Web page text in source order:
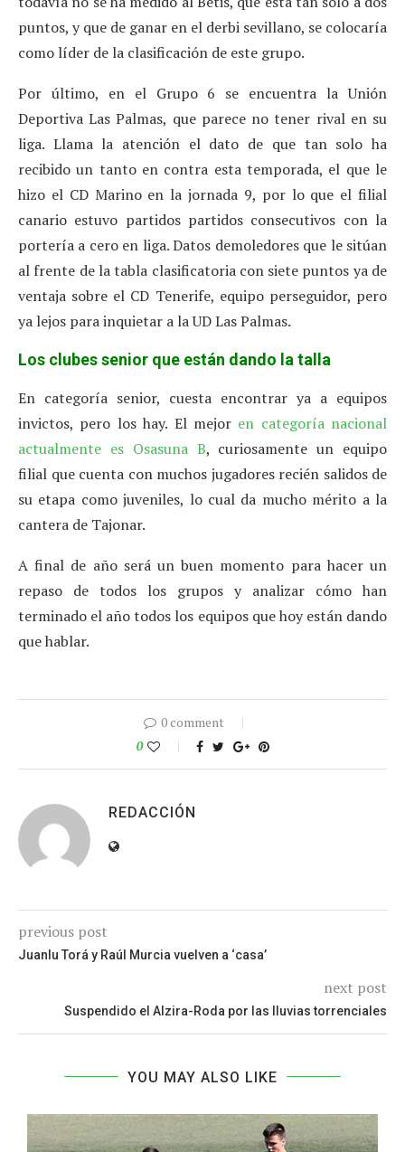
puntos, y que de ganar en el derbi sevillano, se colocaría
como líder de la clasificación de este grupo.
Por último, en el Grupo 6 se encuentra la Unión
Deportiva Las Palmas, que parece no tener rival en su
liga. Llama la atención el dato de que tan solo ha
recibido un tanto en contra esta temporada, el que le
hizo el CD Marino en la jornada 9, por lo que el filial
canario estuvo partidos partidos consecutivos con la
portería a cero en liga. Datos demoledores que le sitúan
al frente de la tabla clasificatoria con siete puntos ya de
ventaja sobre el CD Tenerife, equipo perseguidor, pero
ya lejos para inquietar a la UD Las Palmas.
Los clubes senior que están dando la talla
En categoría senior, cuesta encontrar ya a equipos
invictos, pero los hay. El mejor en categoría nacional
actualmente es Osasuna B, curiosamente un equipo
filial que cuenta con muchos jugadores recién salidos de
su etapa como juveniles, lo cual da mucho mérito a la
cantera de Tajonar.
A final de año será un buen momento para hacer un
repaso de todos los grupos y analizar cómo han
terminado el año todos los equipos que hoy están dando
que hablar.
0 comment
0
REDACCIÓN
previous post
Juanlu Torá y Raúl Murcia vuelven a ‘casa’
next post
Suspendido el Alzira-Roda por las lluvias torrenciales
YOU MAY ALSO LIKE